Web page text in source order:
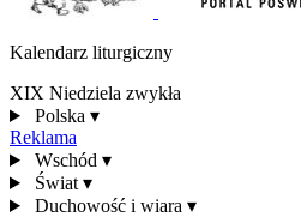
Kalendarz liturgiczny
XIX Niedziela zwykła
Polska ▾
Reklama
Wschód ▾
Świat ▾
Duchowość i wiara ▾